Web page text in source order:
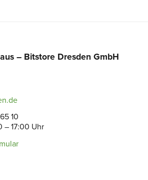
– Bitstore Dresden GmbH
10
17:00 Uhr